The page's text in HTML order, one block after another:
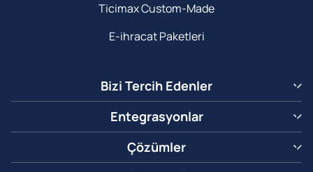
Ticimax Custom-Made
E-ihracat Paketleri
Bizi Tercih Edenler
Entegrasyonlar
Çözümler